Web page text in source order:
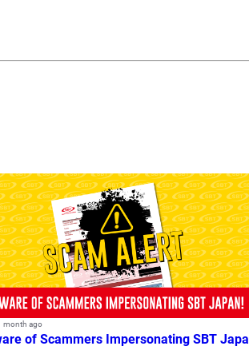
month ago
of Scammers Impersonating SBT Japa